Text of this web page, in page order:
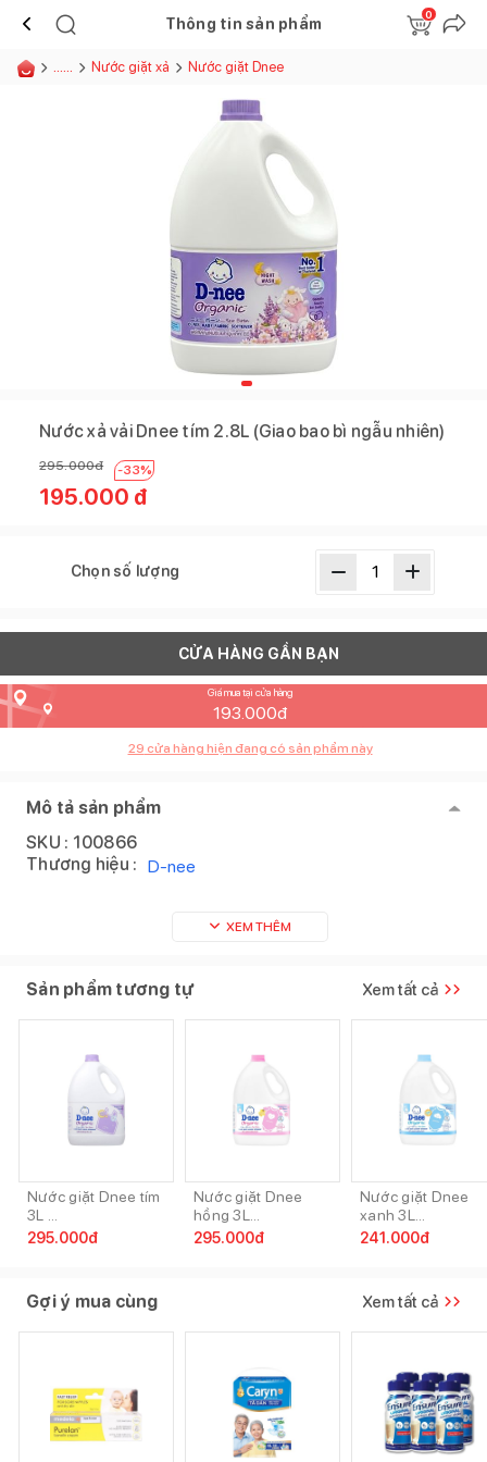
Thông tin sản phẩm
0
...... Nước giặt xả Nước giặt Dnee
Nước xả vải Dnee tím 2.8L (Giao bao bì ngẫu nhiên)
295.000đ -33%
195.000 đ
Chọn số lượng
CỬA HÀNG GẦN BẠN
Giá mua tại cửa hàng
193.000đ
29 cửa hàng hiện đang có sản phẩm này
Mô tả sản phẩm
SKU : 100866
Thương hiệu : D-nee
XEM THÊM
Sản phẩm tương tự Xem tất cả
Nước giặt Dnee tím
3L ...
295.000đ
Nước giặt Dnee
hồng 3L...
295.000đ
Nước giặt Dnee
xanh 3L...
241.000đ
Gợi ý mua cùng Xem tất cả